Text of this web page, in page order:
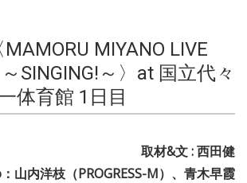
MAMORU MIYANO LIVE
SINGING!～〉at 国立代々
体育館 1日目
取材&文 : 西田健
山内洋枝（PROGRESS-M）、青木早霞